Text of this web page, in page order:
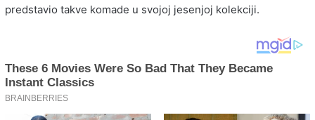
predstavio takve komade u svojoj jesenjoj kolekciji.